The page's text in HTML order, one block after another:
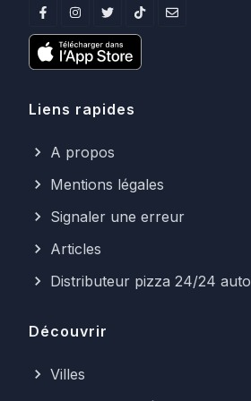
Liens rapides
A propos
Mentions légales
Signaler une erreur
Articles
Distributeur pizza 24/24
Découvrir
Villes